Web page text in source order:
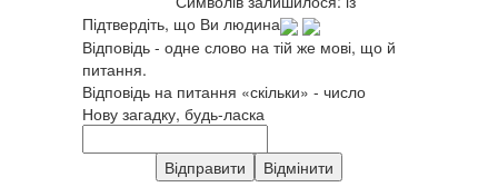
Підтвердіть, що Ви людина
Відповідь - одне слово на тій же мові, що й
питання.
Відповідь на питання «скільки» - число
Нову загадку, будь-ласка